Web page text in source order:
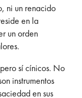
ni un renacido
en la
un orden
sí cínicos. No
instrumentos
en sus